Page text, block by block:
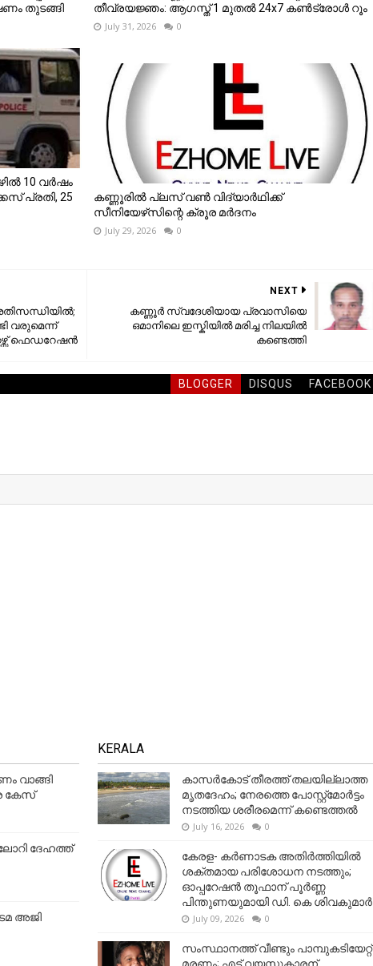
തുടങ്ങി
തീവ്രയജ്ഞം: ആഗസ്ത് 1 മുതല്‍ 24x7 കണ്‍ട്രോള്‍ റൂം
July 31, 2026 0
10 വര്‍ഷം
പ്രതി, 25
കണ്ണൂരില്‍ പ്ലസ് വണ്‍ വിദ്യാര്‍ഥിക്ക്
സീനിയേഴ്‌സിന്റെ ക്രൂര മര്‍ദനം
July 29, 2026 0
NEXT
കണ്ണൂര്‍ സ്വദേശിയായ പ്രവാസിയെ
ഒമാനിലെ ഇസ്കിയില്‍ മരിച്ച നിലയില്‍
കണ്ടെത്തി
വരുമെന്ന്
ഫെഡറേഷന്‍
BLOGGER DISQUS FACEBOOK
വാങ്ങി
കേസ്
ദേഹത്ത്
അജി
KERALA
കാസർകോട് തീരത്ത് തലയില്ലാത്ത
മൃതദേഹം; നേരത്തെ പോസ്റ്റ്‌മോർട്ടം
നടത്തിയ ശരീരമെന്ന് കണ്ടെത്തൽ
July 16, 2026 0
കേരള- കർണാടക അതിർത്തിയിൽ
ശക്തമായ പരിശോധന നടത്തും;
ഓപ്പറേഷൻ തൂഫാന് പൂർണ്ണ
പിന്തുണയുമായി ഡി. കെ ശിവകുമാർ
July 09, 2026 0
സംസ്ഥാനത്ത് വീണ്ടും പാമ്പുകടിയേറ്റ്